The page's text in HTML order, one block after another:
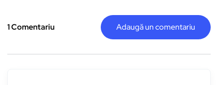
1 Comentariu Adaugă un comentariu